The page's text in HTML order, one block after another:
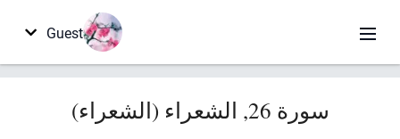
Guest
سورة 26, الشعراء (الشعراء)